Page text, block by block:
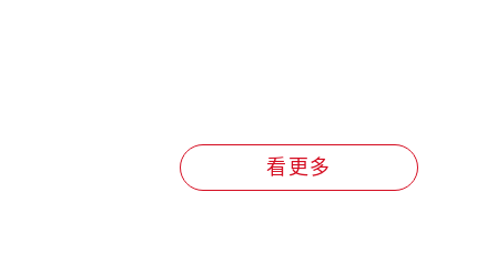
看更多